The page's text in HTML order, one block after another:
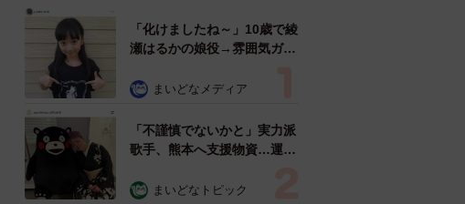
「化けましたね～」10歳で綾
瀬はるかの娘役→雰囲気ガラ
雰囲気が」「宝塚に入れそ
まいどなメディア
「不謹慎でないかと」実力派
歌手、熊本へ支援物資…運搬
めらい 「痛いほど伝わる」
まいどなトピック